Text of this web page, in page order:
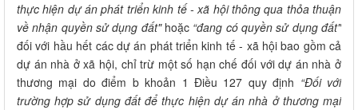
thực hiện dự án phát triển kinh tế - xã hội thông qua thỏa thuận
về nhận quyền sử dụng đất" hoặc “đang có quyền sử dụng đất"
đối với hầu hết các dự án phát triển kinh tế - xã hội bao gồm cả
dự án nhà ở xã hội, chỉ trừ một số hạn chế đối với dự án nhà ở
thương mại do điểm b khoản 1 Điều 127 quy định “Đối với
trường hợp sử dụng đất để thực hiện dự án nhà ở thương mại